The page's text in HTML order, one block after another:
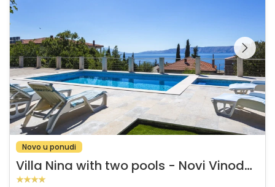
Pregledajte cijelu
galeriju na
Novo u ponudi
V
illa Nina with two pools - Novi Vinodolski